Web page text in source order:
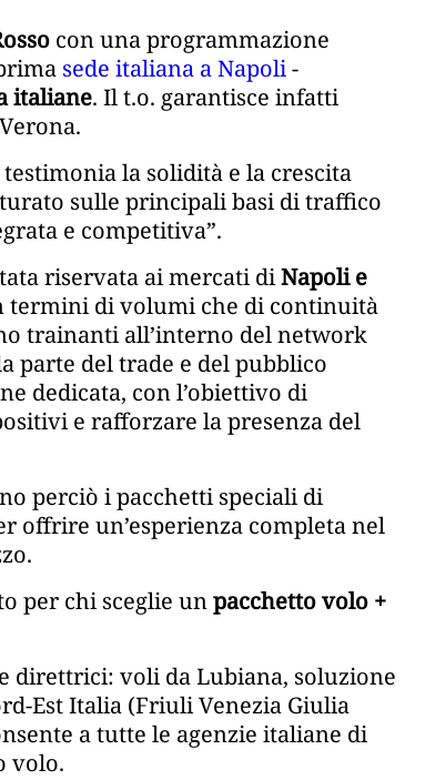
con una programmazione
sede italiana a Napoli-
italiane. Il t.o. garantisce infatti
testimonia la solidità e la crescita
sulle principali basi di traffico
e competitiva”.
riservata ai mercati diNapoli e
termini di volumi che di continuità
trainanti all’interno del network
parte del trade e del pubblico
dedicata, con l’obiettivo di
e rafforzare la presenza del
perciò i pacchetti speciali di
offrire un’esperienza completa nel
per chi sceglie unpacchetto volo +
direttrici: voli da Lubiana, soluzione
Est Italia (Friuli Venezia Giulia
a tutte le agenzie italiane di
volo.